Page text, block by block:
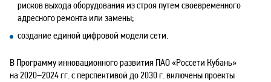
рисков выхода оборудования из строя путем своевременного
адресного ремонта или замены;
создание единой цифровой модели сети.
В Программу инновационного развития ПАО «Россети Кубань»
на2020–2024гг. с перспективой до 2030 г. включены проекты